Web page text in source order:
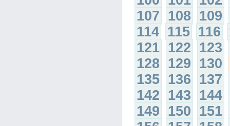
107 108 109
114 115 116
121 122 123
128 129 130
135 136 137
142 143 144
149 150 151